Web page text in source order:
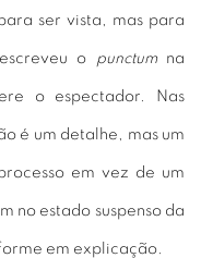
ser vista, mas para
o punctumna
o espectador. Nas
é um detalhe, mas um
em vez de um
no estado suspenso da
em explicação.